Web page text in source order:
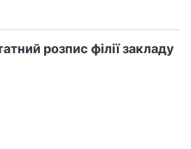
розпис філії закладу